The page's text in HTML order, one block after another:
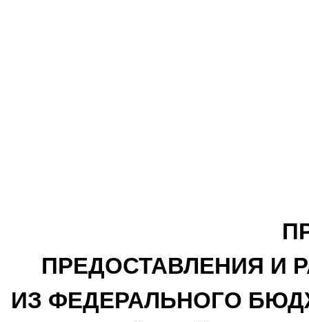
ПРЕДОСТАВЛЕНИЯ И
ИЗ ФЕДЕРАЛЬНОГО